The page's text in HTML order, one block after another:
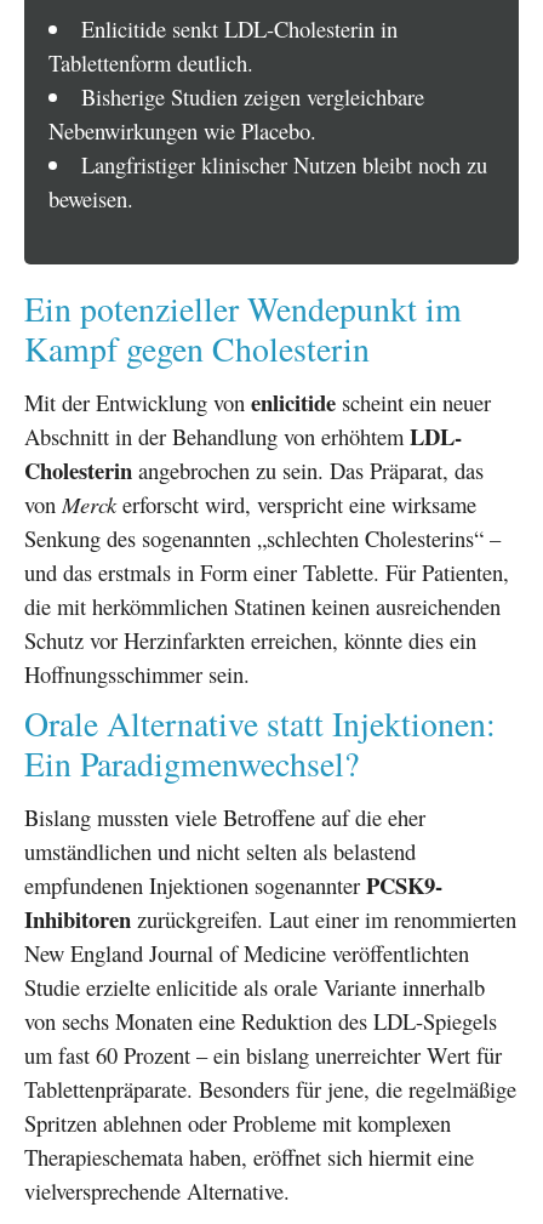
Enlicitide senkt LDL-Cholesterin in
Tablettenform deutlich.
Bisherige Studien zeigen vergleichbare
Nebenwirkungen wie Placebo.
Langfristiger klinischer Nutzen bleibt noch zu
beweisen.
Ein potenzieller Wendepunkt im
Kampf gegen Cholesterin
Mit der Entwicklung von enlicitide scheint ein neuer
Abschnitt in der Behandlung von erhöhtem LDL-
Cholesterin angebrochen zu sein. Das Präparat, das
von Merckerforscht wird, verspricht eine wirksame
Senkung des sogenannten „schlechten Cholesterins“ –
und das erstmals in Form einer Tablette. Für Patienten,
die mit herkömmlichen Statinen keinen ausreichenden
Schutz vor Herzinfarkten erreichen, könnte dies ein
Hoffnungsschimmer sein.
Orale Alternative statt Injektionen:
Ein Paradigmenwechsel?
Bislang mussten viele Betroffene auf die eher
umständlichen und nicht selten als belastend
empfundenen Injektionen sogenannter PCSK9-
Inhibitoren zurückgreifen. Laut einer im renommierten
New England Journal of Medicine veröffentlichten
Studie erzielte enlicitide als orale Variante innerhalb
von sechs Monaten eine Reduktion des LDL-Spiegels
um fast 60 Prozent – ein bislang unerreichter Wert für
Tablettenpräparate. Besonders für jene, die regelmäßige
Spritzen ablehnen oder Probleme mit komplexen
Therapieschemata haben, eröffnet sich hiermit eine
vielversprechende Alternative.